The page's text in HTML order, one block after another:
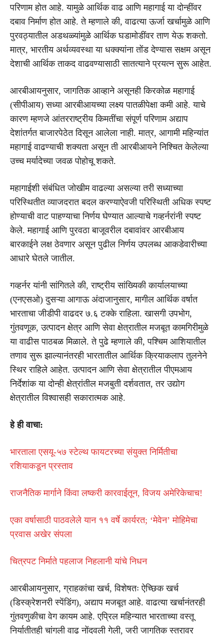
परिणाम होत आहे. यामुळे आर्थिक वाढ आणि महागाई या दोन्हींवर
दबाव निर्माण होत आहे. ते म्हणाले की, वाढत्या ऊर्जा खर्चामुळे आणि
पुरवठ्यातील अडथळ्यांमुळे आर्थिक घडामोडींवर ताण येऊ शकतो.
मात्र, भारतीय अर्थव्यवस्था या धक्क्यांना तोंड देण्यास सक्षम असून
देशाची आर्थिक ताकद वाढवण्यासाठी सातत्याने प्रयत्न सुरू आहेत.
आरबीआयनुसार, जागतिक आव्हाने असूनही किरकोळ महागाई
(सीपीआय) सध्या आरबीआयच्या लक्ष्य पातळीपेक्षा कमी आहे. याचे
कारण म्हणजे आंतरराष्ट्रीय किमतींचा संपूर्ण परिणाम अद्याप
देशांतर्गत बाजारपेठेत दिसून आलेला नाही. मात्र, आगामी महिन्यांत
महागाई वाढण्याची शक्यता असून ती आरबीआयने निश्चित केलेल्या
उच्च मर्यादेच्या जवळ पोहोचू शकते.
महागाईशी संबंधित जोखीम वाढल्या असल्या तरी सध्याच्या
परिस्थितीत व्याजदरात बदल करण्याऐवजी परिस्थिती अधिक स्पष्ट
होण्याची वाट पाहण्याचा निर्णय घेण्यात आल्याचे गव्हर्नरांनी स्पष्ट
केले. महागाई आणि पुरवठा बाजूवरील दबावांवर आरबीआय
बारकाईने लक्ष ठेवणार असून पुढील निर्णय उपलब्ध आकडेवारीच्या
आधारे घेतले जातील.
गव्हर्नर यांनी सांगितले की, राष्ट्रीय सांख्यिकी कार्यालयाच्या
(एनएसओ) दुसऱ्या आगाऊ अंदाजानुसार, मागील आर्थिक वर्षात
भारताचा जीडीपी वाढदर ७.६ टक्के राहिला. खासगी उपभोग,
गुंतवणूक, उत्पादन क्षेत्र आणि सेवा क्षेत्रातील मजबूत कामगिरीमुळे
या वाढीस पाठबळ मिळाले. ते पुढे म्हणाले की, पश्चिम आशियातील
तणाव सुरू झाल्यानंतरही भारतातील आर्थिक क्रियाकलाप तुलनेने
स्थिर राहिले आहेत. उत्पादन आणि सेवा क्षेत्रातील पीएमआय
निर्देशांक या दोन्ही क्षेत्रांतील मजबुती दर्शवतात, तर उद्योग
क्षेत्रातील विश्वासही सकारात्मक आहे.
हे ही वाचा:
भारताला एसयू-५७ स्टेल्थ फायटरच्या संयुक्त निर्मितीचा
रशियाकडून प्रस्ताव
राजनैतिक मार्गाने किंवा लष्करी कारवाईतून, विजय अमेरिकेचाच!
एका वर्षासाठी पाठवलेले यान ११ वर्षे कार्यरत; ‘मेवेन’ मोहिमेचा
प्रवास अखेर संपला
चित्रपट निर्माते पहलाज निहलानी यांचे निधन
आरबीआयनुसार, ग्राहकांचा खर्च, विशेषतः ऐच्छिक खर्च
(डिस्क्रेशनरी स्पेंडिंग), अद्याप मजबूत आहे. वाढत्या खर्चानंतरही
गुंतवणुकीचा वेग कायम आहे. एप्रिल महिन्यात भारताच्या वस्तू
निर्यातीतही चांगली वाढ नोंदवली गेली, जरी जागतिक स्तरावर